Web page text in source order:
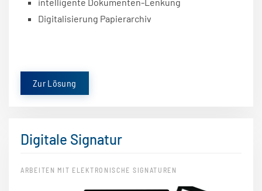
Digitalisierung Papierarchiv
Zur Lösung
Digitale Signatur
ARBEITEN MIT ELEKTRONISCHE SIGNATUREN